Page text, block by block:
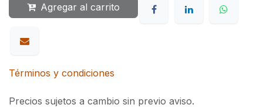
Agregar al carrito
Términos y condiciones
Precios sujetos a cambio sin previo aviso.